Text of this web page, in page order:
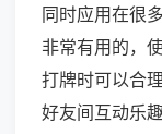
同时应用在很
非常有用的，
打牌时可以合
好友间互动乐趣